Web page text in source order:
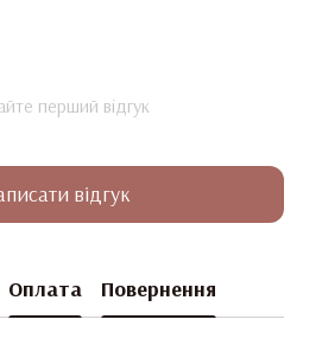
перший відгук
відгук
Оплата Повернення